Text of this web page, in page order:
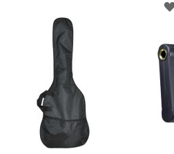
VERLANGLIJST
TOEVOEGEN
TOE
OM
TE
VERGELIJKEN